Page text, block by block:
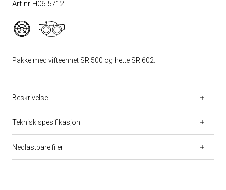
Art.nr H06-5712
Pakke med vifteenhet SR 500 og hette SR 602.
Beskrivelse
Teknisk spesifikasjon
Nedlastbare filer